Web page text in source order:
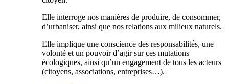
Elle interroge nos manières de produire, de consommer,
d’urbaniser, ainsi que nos relations aux milieux naturels.
Elle implique une conscience des responsabilités, une
volonté et un pouvoir d’agir sur ces mutations
écologiques, ainsi qu’un engagement de tous les acteurs
(citoyens, associations, entreprises…).